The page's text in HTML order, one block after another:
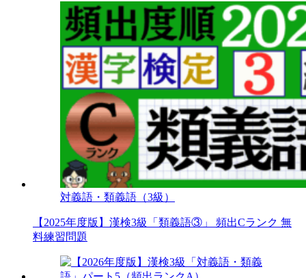
対義語・類義語（3級）
【2025年度版】漢検3級「類義語③」 頻出Cランク 無
料練習問題